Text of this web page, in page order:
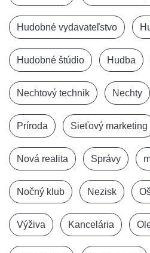
Hudobné vydavateľstvo
Hudobné štúdio Hudba
Nechtový technik Nechty
Príroda Sieťový marketing
Nová realita Správy
Nočný klub Nezisk
Výživa Kancelária